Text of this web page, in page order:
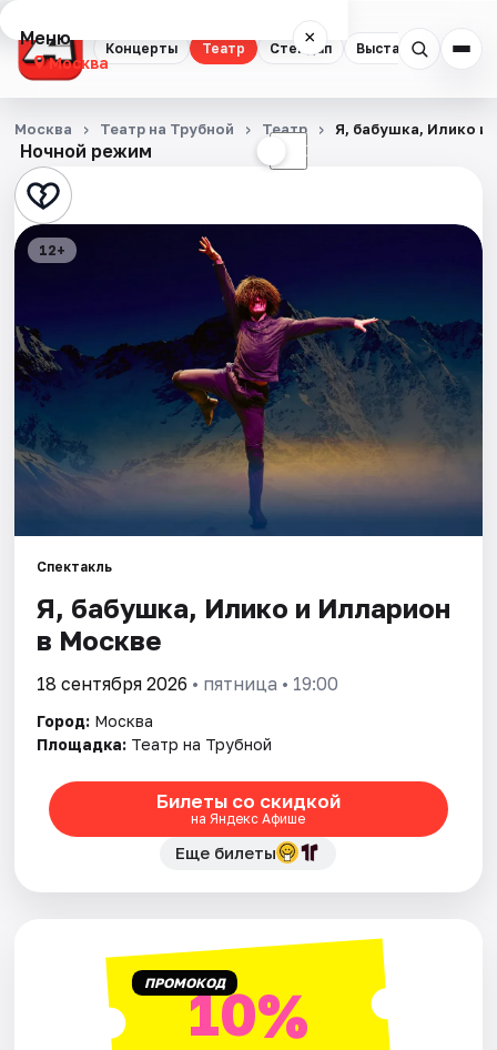
Концерты Театр Стендап Выставки
Меню ×
Москва
Концерты
Театр
Стендап
Квесты
Экскурсии
Спорт
События
Площадки
Артисты
Ночной режим ☾
Москва Театр на Трубной Театр Я, бабушка, Илико и
12+
Спектакль
Я, бабушка, Илико и Илларион
в Москве
18 сентября 2026 • пятница • 19:00
Город: Москва
Площадка: Театр на Трубной
Билеты со скидкой
на Яндекс Афише
Еще билеты
ПРОМОКОД10%